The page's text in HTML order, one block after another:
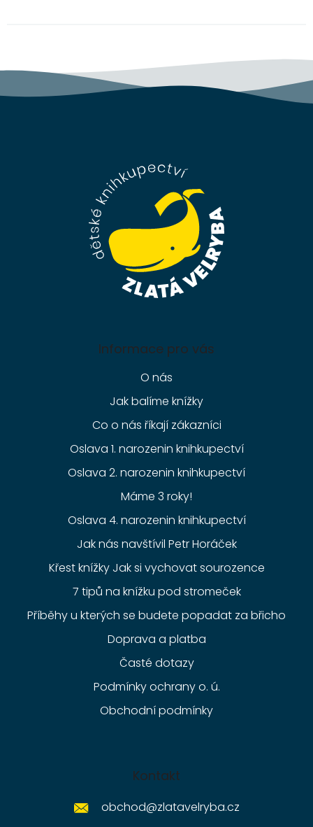
Informace pro vás
O nás
Jak balíme knížky
Co o nás říkají zákazníci
Oslava 1. narozenin knihkupectví
Oslava 2. narozenin knihkupectví
Máme 3 roky!
Oslava 4. narozenin knihkupectví
Jak nás navštívil Petr Horáček
Křest knížky Jak si vychovat sourozence
7 tipů na knížku pod stromeček
Příběhy u kterých se budete popadat za břicho
Doprava a platba
Časté dotazy
Podmínky ochrany o. ú.
Obchodní podmínky
Kontakt
obchod@zlatavelryba.cz